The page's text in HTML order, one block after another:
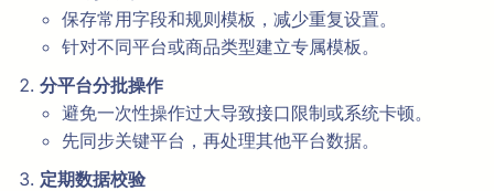
保存常用字段和规则模板，减少重复设置。
针对不同平台或商品类型建立专属模板。
分平台分批操作
避免一次性操作过大导致接口限制或系统卡顿。
先同步关键平台，再处理其他平台数据。
定期数据校验